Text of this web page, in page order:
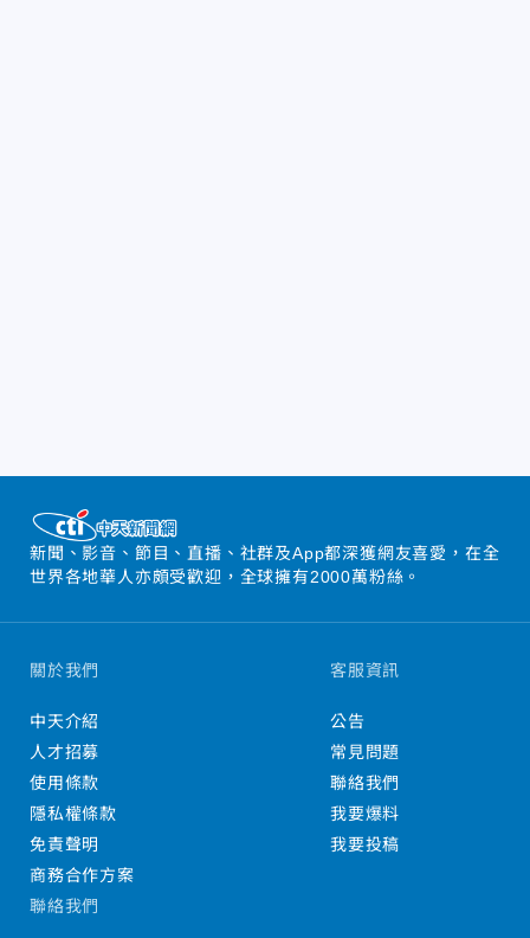
新聞、影音、節目、直播、社群及App都深獲網友喜愛，在全
世界各地華人亦頗受歡迎，全球擁有2000萬粉絲。
關於我們
中天介紹
人才招募
使用條款
隱私權條款
免責聲明
商務合作方案
客服資訊
公告
常見問題
聯絡我們
我要爆料
我要投稿
聯絡我們